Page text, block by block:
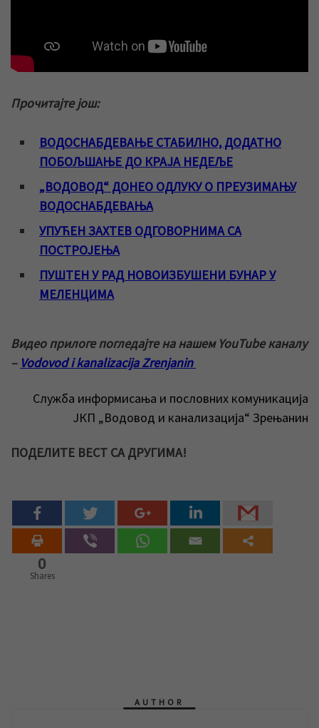
Прочитајте још:
ВОДОСНАБДЕВАЊЕ СТАБИЛНО, ДОДАТНО
ПОБОЉШАЊЕ ДО КРАЈА НЕДЕЉЕ
„ВОДОВОД“ ДОНЕО ОДЛУКУ О ПРЕУЗИМАЊУ
ВОДОСНАБДЕВАЊА
УПУЋЕН ЗАХТЕВ ОДГОВОРНИМА СА
ПОСТРОЈЕЊА
ПУШТЕН У РАД НОВОИЗБУШЕНИ БУНАР У
МЕЛЕНЦИМА
Видео прилоге погледајте на нашем YouTube каналу
– Vodovod i kanalizacija Zrenjanin
Служба информисања и пословних комуникација
ЈКП „Водовод и канализација“ Зрењанин
ПОДЕЛИТЕ ВЕСТ СА ДРУГИМА!
0
Shares
AUTHOR